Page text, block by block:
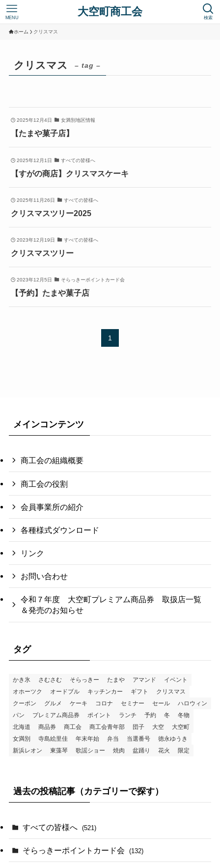
大空町商工会 検索
MENU
ホーム クリスマス
クリスマス – tag –
2025年12月4日 女満別地区情報
【たまや菓子店】
2025年12月1日 すべての皆様へ
【すがの商店】クリスマスケーキ
2025年11月26日 すべての皆様へ
クリスマスツリー2025
2023年12月19日 すべての皆様へ
クリスマスツリー
2023年12月5日 そらっきーポイントカード会
【予約】たまや菓子店
1
メインコンテンツ
商工会の組織概要
商工会の役割
会員事業所の紹介
各種様式ダウンロード
リンク
お問い合わせ
令和７年度 大空町プレミアム商品券 取扱店一覧
＆発売のお知らせ
タグ
かき氷 さむさむ そらっきー たまや アマンド
イベント
オホーツク
オードブル キッチンカー ギフト
クリスマス
クーポン
グルメ ケーキ コロナ セミナー セール
ハロウィン
パン
プレミアム商品券 ポイント ランチ 予約 冬
冬物
北海道
商品券 商工会 商工会青年部 団子 大空
大空町
女満別
寺島絵里佳 年末年始 弁当 当選番号
徳永ゆうき
新浜レオン
東藻琴 歌謡ショー 焼肉 盆踊り 花火 限定
過去の投稿記事（カテゴリーで探す）
すべての皆様へ (521)
そらっきーポイントカード会 (132)